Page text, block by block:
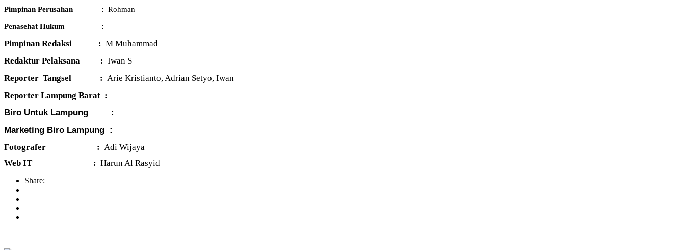
Pimpinan Perusahan
: Rohman
Penasehat Hukum
:
Pimpinan Redaksi : M Muhammad
Redaktur Pelaksana : Iwan S
Reporter Tangsel : Arie Kristianto, Adrian Setyo, Iwan
Reporter Lampung Barat :
Biro Untuk Lampung :
Marketing Biro Lampung :
Fotografer : Adi Wijaya
Web IT
: Harun Al Rasyid
Share: